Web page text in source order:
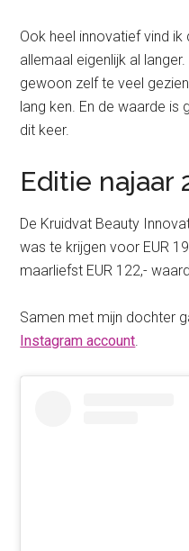
Ook heel innovatief vind
allemaal eigenlijk al
gewoon zelf te veel
lang ken. En de waarde
dit keer.
Editie najaar
De Kruidvat Beauty
was te krijgen voor EUR
maarliefst EUR 122,-
Samen met mijn dochter
Instagram account.